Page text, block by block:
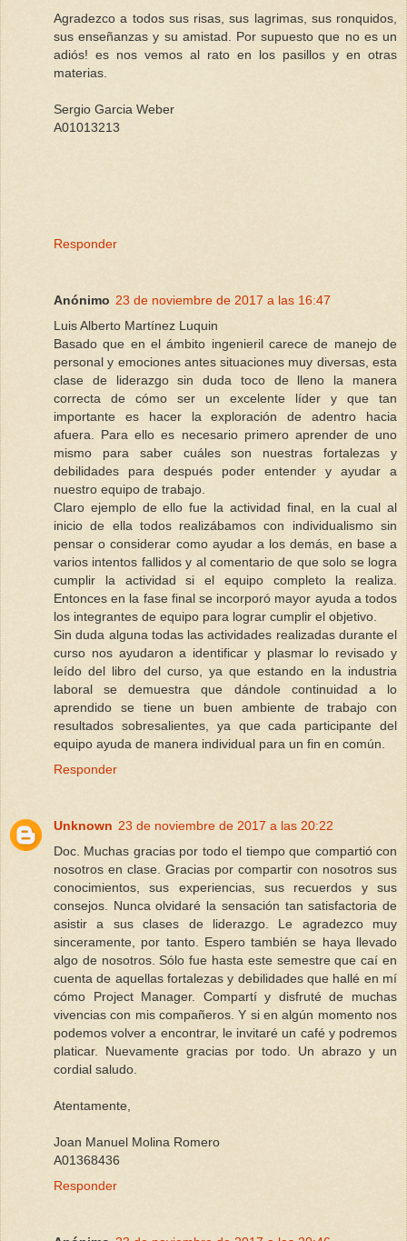
Agradezco a todos sus risas, sus lagrimas, sus ronquidos,
sus enseñanzas y su amistad. Por supuesto que no es un
adiós! es nos vemos al rato en los pasillos y en otras
materias.
Sergio Garcia Weber
A01013213
Responder
Anónimo 23 de noviembre de 2017 a las 16:47
Luis Alberto Martínez Luquin
Basado que en el ámbito ingenieril carece de manejo de
personal y emociones antes situaciones muy diversas, esta
clase de liderazgo sin duda toco de lleno la manera
correcta de cómo ser un excelente líder y que tan
importante es hacer la exploración de adentro hacia
afuera. Para ello es necesario primero aprender de uno
mismo para saber cuáles son nuestras fortalezas y
debilidades para después poder entender y ayudar a
nuestro equipo de trabajo.
Claro ejemplo de ello fue la actividad final, en la cual al
inicio de ella todos realizábamos con individualismo sin
pensar o considerar como ayudar a los demás, en base a
varios intentos fallidos y al comentario de que solo se logra
cumplir la actividad si el equipo completo la realiza.
Entonces en la fase final se incorporó mayor ayuda a todos
los integrantes de equipo para lograr cumplir el objetivo.
Sin duda alguna todas las actividades realizadas durante el
curso nos ayudaron a identificar y plasmar lo revisado y
leído del libro del curso, ya que estando en la industria
laboral se demuestra que dándole continuidad a lo
aprendido se tiene un buen ambiente de trabajo con
resultados sobresalientes, ya que cada participante del
equipo ayuda de manera individual para un fin en común.
Responder
Unknown 23 de noviembre de 2017 a las 20:22
Doc. Muchas gracias por todo el tiempo que compartió con
nosotros en clase. Gracias por compartir con nosotros sus
conocimientos, sus experiencias, sus recuerdos y sus
consejos. Nunca olvidaré la sensación tan satisfactoria de
asistir a sus clases de liderazgo. Le agradezco muy
sinceramente, por tanto. Espero también se haya llevado
algo de nosotros. Sólo fue hasta este semestre que caí en
cuenta de aquellas fortalezas y debilidades que hallé en mí
cómo Project Manager. Compartí y disfruté de muchas
vivencias con mis compañeros. Y si en algún momento nos
podemos volver a encontrar, le invitaré un café y podremos
platicar. Nuevamente gracias por todo. Un abrazo y un
cordial saludo.
Atentamente,
Joan Manuel Molina Romero
A01368436
Responder